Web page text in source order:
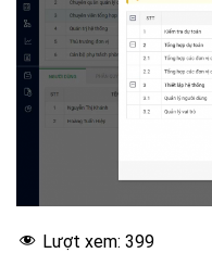
Lượt xem: 399